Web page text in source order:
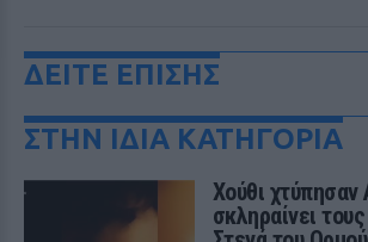
ΔΕΙΤΕ ΕΠΙΣΗΣ
ΣΤΗΝ ΙΔΙΑ ΚΑΤΗΓΟΡΙΑ
Χούθι χτύπησαν
σκληραίνει